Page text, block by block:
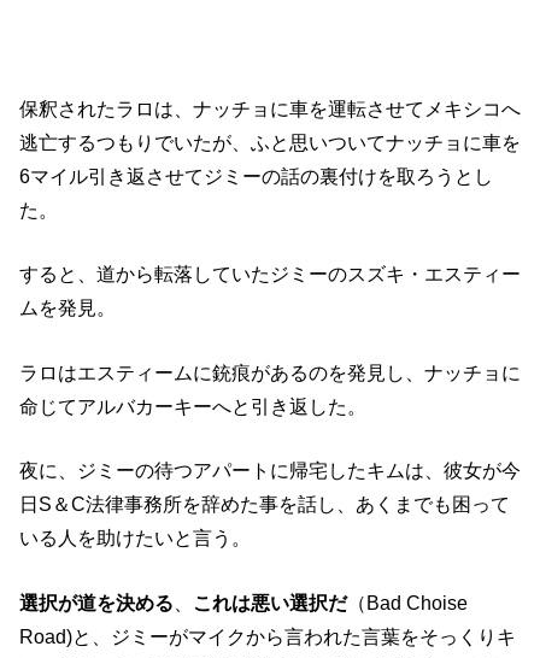
保釈されたラロは、ナッチョに車を運転させてメキシコへ
逃亡するつもりでいたが、ふと思いついてナッチョに車を
6マイル引き返させてジミーの話の裏付けを取ろうとし
た。
すると、道から転落していたジミーのスズキ・エスティー
ムを発見。
ラロはエスティームに銃痕があるのを発見し、ナッチョに
命じてアルバカーキーへと引き返した。
夜に、ジミーの待つアパートに帰宅したキムは、彼女が今
日S＆C法律事務所を辞めた事を話し、あくまでも困って
いる人を助けたいと言う。
選択が道を決める これは悪い選択だ（Bad Choise
Road)と、ジミーがマイクから言われた言葉をそっくりキ